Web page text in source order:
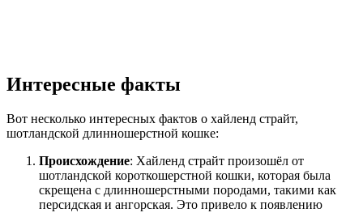
Интересные факты
Вот несколько интересных фактов о хайленд страйт,
шотландской длинношерстной кошке:
Происхождение: Хайленд страйт произошёл от
шотландской короткошерстной кошки, которая была
скрещена с длинношерстными породами, такими как
персидская и ангорская. Это привело к появлению